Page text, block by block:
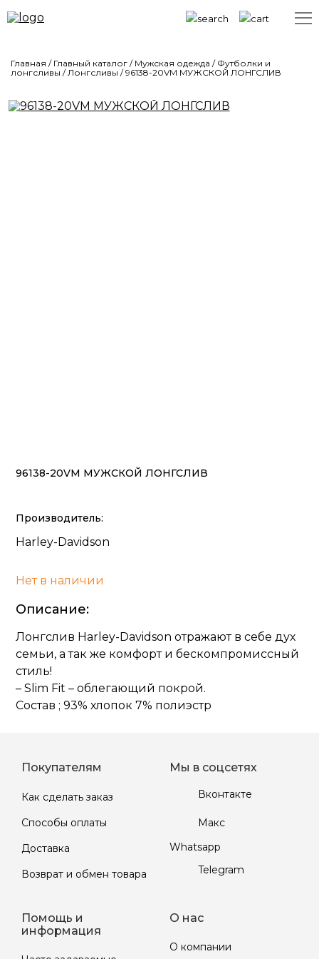
Главная / Главный каталог / Мужская одежда / Футболки и
лонгсливы /Лонгсливы /96138-20VM МУЖСКОЙ ЛОНГСЛИВ
96138-20VM МУЖСКОЙ ЛОНГСЛИВ
Производитель:
Harley-Davidson
Нет в наличии
Описание:
Лонгслив Harley-Davidson отражают в себе дух
семьи, а так же комфорт и бескомпромиссный
стиль!
– Slim Fit – облегающий покрой.
Состав ; 93% хлопок 7% полиэстр
Покупателям
Как сделать заказ
Способы оплаты
Доставка
Возврат и обмен товара
Мы в соцсетях
Вконтакте
Макс
Whatsapp
Telegram
Помощь и
информация
О нас
О компании